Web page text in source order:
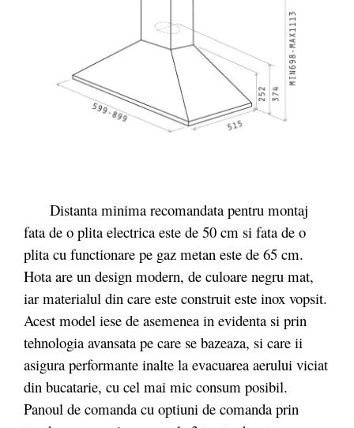
Distanta minima recomandata pentru montaj
fata de o plita electrica este de 50 cm si fata de o
plita cu functionare pe gaz metan este de 65 cm.
Hota are un design modern, de culoare negru mat,
iar materialul din care este construit este inox vopsit.
Acest model iese de asemenea in evidenta si prin
tehnologia avansata pe care se bazeaza, si care ii
asigura performante inalte la evacuarea aerului viciat
din bucatarie, cu cel mai mic consum posibil.
Panoul de comanda cu optiuni de comanda prin